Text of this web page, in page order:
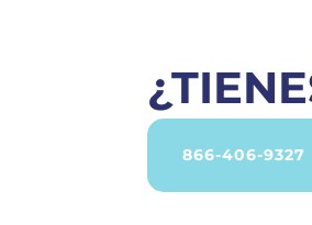
866-406-9327